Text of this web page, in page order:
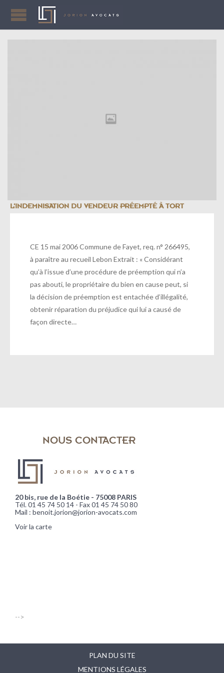
L’INDEMNISATION DU VENDEUR PRÉEMPTÉ À TORT
CE 15 mai 2006 Commune de Fayet, req. n° 266495,
à paraître au recueil Lebon Extrait : « Considérant
qu’à l’issue d’une procédure de préemption qui n’a
pas abouti, le propriétaire du bien en cause peut, si
la décision de préemption est entachée d’illégalité,
obtenir réparation du préjudice qui lui a causé de
façon directe…
NOUS CONTACTER
20 bis, rue de la Boétie - 75008 PARIS
Tél. 01 45 74 50 14 - Fax 01 45 74 50 80
Mail : benoit.jorion@jorion-avocats.com
Voir la carte
-->
PLAN DU SITE
MENTIONS LÉGALES